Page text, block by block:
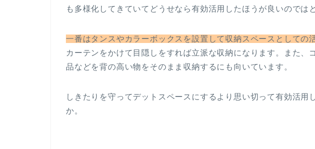
も多様化してきていてどうせなら有効活用したほうが良いのでは
一番はタンスやカラーボックスを設置して収納スペースとしての
カーテンをかけて目隠しをすれば立派な収納になります。また、
品などを背の高い物をそのまま収納するにも向いています。
しきたりを守ってデットスペースにするより思い切って有効活用
か。